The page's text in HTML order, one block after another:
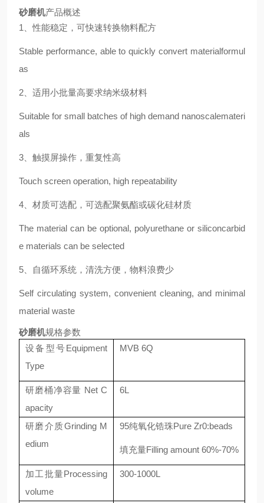
砂磨机产品概述
1、性能稳定，可快速转换物料配方
Stable performance, able to quickly convert materialformul
as
2、适用小批量高要求纳米级材料
Suitable for small batches of high demand nanoscalemateri
als
3、触摸屏操作，重复性高
Touch screen operation, high repeatability
4、材质可选配，可选配聚氨酯或碳化硅材质
The material can be optional, polyurethane or siliconcarbid
e materials can be selected
5、自循环系统，清洗方便，物料浪费少
Self circulating system, convenient cleaning, and minimal
material waste
砂磨机规格参数
设备型号Equipment
Type
MVB 6Q
研磨桶净容量 Net C
apacity
6L
研磨介质Grinding M
edium
95纯氧化锆珠Pure Zr0:beads
填充量Filling amount 60%-70%
加工批量Processing
volume
300-1000L